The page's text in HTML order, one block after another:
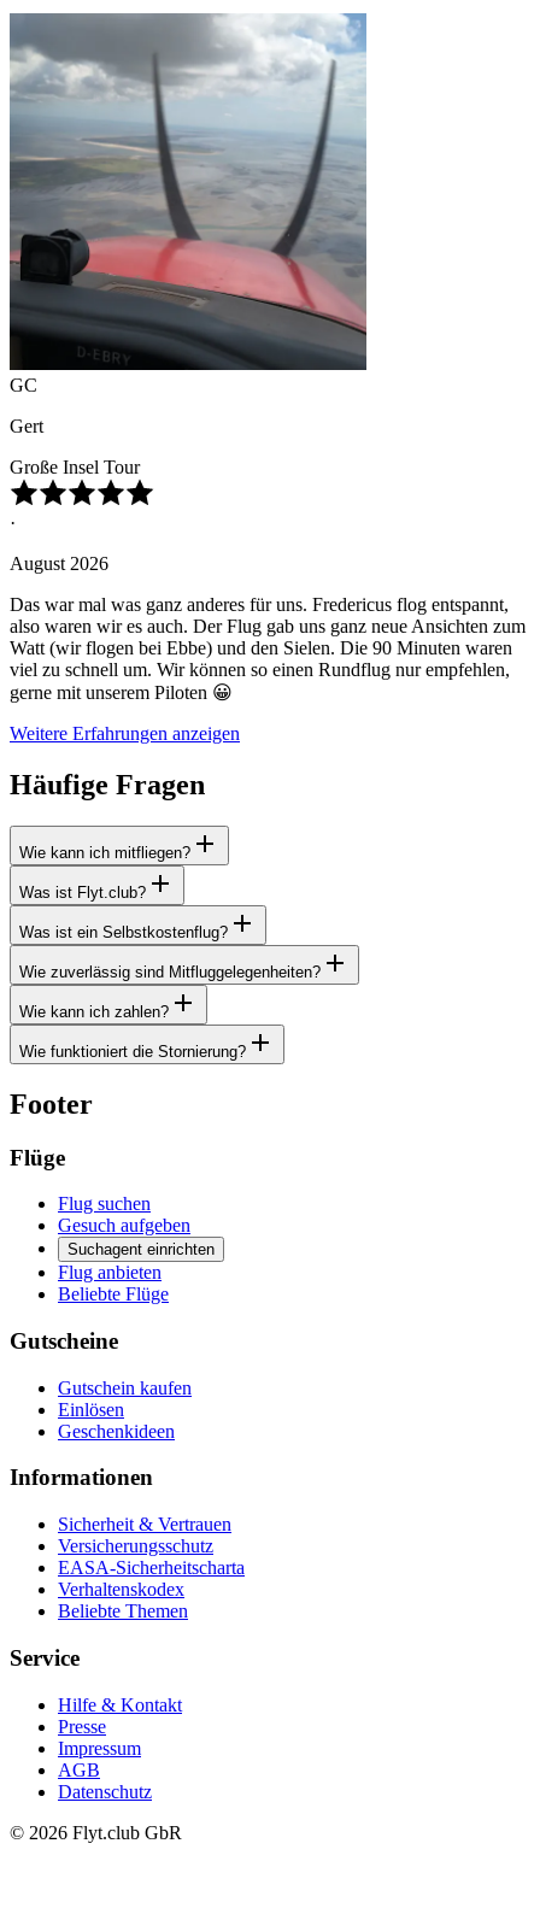
GC
Gert
Große Insel Tour
·
August 2026
Das war mal was ganz anderes für uns. Fredericus flog entspannt,
also waren wir es auch. Der Flug gab uns ganz neue Ansichten zum
Watt (wir flogen bei Ebbe) und den Sielen. Die 90 Minuten waren
viel zu schnell um. Wir können so einen Rundflug nur empfehlen,
gerne mit unserem Piloten 😀
Weitere Erfahrungen anzeigen
Häufige Fragen
Wie kann ich mitfliegen?
Was ist Flyt.club?
Was ist ein Selbstkostenflug?
Wie zuverlässig sind Mitfluggelegenheiten?
Wie kann ich zahlen?
Wie funktioniert die Stornierung?
Footer
Flüge
Flug suchen
Gesuch aufgeben
Suchagent einrichten
Flug anbieten
Beliebte Flüge
Gutscheine
Gutschein kaufen
Einlösen
Geschenkideen
Informationen
Sicherheit & Vertrauen
Versicherungsschutz
EASA-Sicherheitscharta
Verhaltenskodex
Beliebte Themen
Service
Hilfe & Kontakt
Presse
Impressum
AGB
Datenschutz
© 2026 Flyt.club GbR